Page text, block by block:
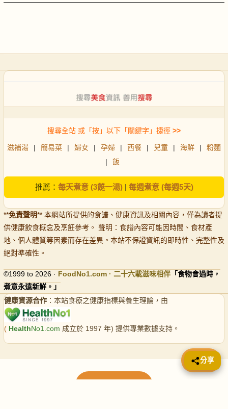
搜尋全站 或「按」以下「關鍵字」捷徑 >>
滋補湯 | 簡易菜 | 婦女 | 孕婦 | 西餐 | 兒童 | 海鮮 |
粉麵
|
飯
推薦： 每天煮意 (3餸一湯)| 每週煮意 (每週5天)
**免責聲明** 本網站所提供的食譜、健康資訊及相關內容，僅為讀者提
供健康飲食概念及烹飪參考。 聲明：食譜內容可能因時間、食材產
地、個人體質等因素而存在差異。本站不保證資訊的即時性、完整性及
絕對準確性。
©1999 to 2026 · FoodNo1.com · 二十六載滋味相伴 「食物會過時，
煮意永遠新鮮。」
健康資源合作 ：本站食療之健康指標與養生理論，由
( HealthNo1.com 成立於 1997 年) 提供專業數據支持。
📤 分享
分享